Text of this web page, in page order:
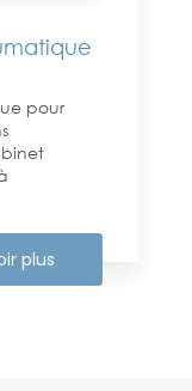
pour
plus